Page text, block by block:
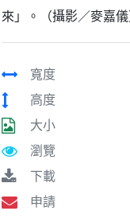
來」。（攝影／麥嘉儀
寬度
高度
大小
瀏覽
下載
申請